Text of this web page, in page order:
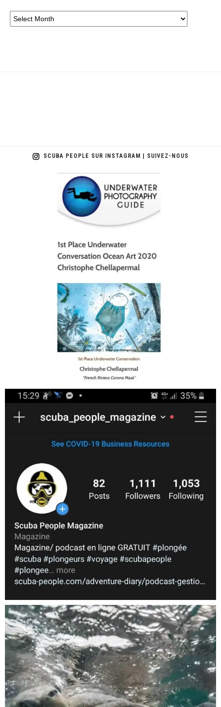
SCUBA PEOPLE SUR INSTAGRAM | SUIVEZ-NOUS
scuba_people_magazine
scuba_people_magazine
Nov 5
scuba_people_magazine